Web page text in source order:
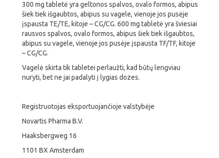
300 mg tabletė yra geltonos spalvos, ovalo formos, abipus
šiek tiek išgaubtos, abipus su vagele, vienoje jos pusėje
įspausta TE/TE, kitoje – CG/CG. 600 mg tabletė yra šviesiai
rausvos spalvos, ovalo formos, abipus šiek tiek išgaubtos,
abipus su vagele, vienoje jos pusėje įspausta TF/TF, kitoje
– CG/CG.
Vagelė skirta tik tabletei perlaužti, kad būtų lengviau
nuryti, bet ne jai padalyti į lygias dozes.
Registruotojas eksportuojančioje valstybėje
Novartis Pharma B.V.
Haaksbergweg 16
1101 BX Amsterdam